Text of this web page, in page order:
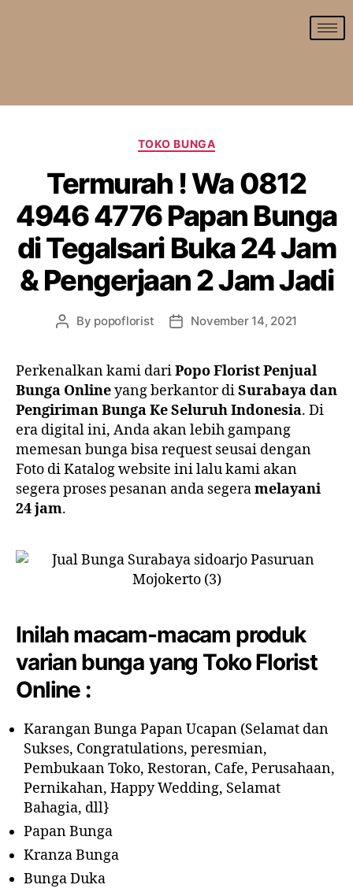
TOKO BUNGA
Termurah ! Wa 0812
4946 4776 Papan Bunga
di Tegalsari Buka 24 Jam
& Pengerjaan 2 Jam Jadi
By popoflorist November 14, 2021
Perkenalkan kami dariPopo Florist Penjual
Bunga Onlineyang berkantor diSurabaya dan
Pengiriman Bunga Ke Seluruh Indonesia. Di
era digital ini, Anda akan lebih gampang
memesan bunga bisa request seusai dengan
Foto di Katalog website ini lalu kami akan
segera proses pesanan anda segeramelayani
24 jam.
Inilah macam-macam produk
varian bunga yang Toko Florist
Online :
Karangan Bunga Papan Ucapan (Selamat dan
Sukses, Congratulations, peresmian,
Pembukaan Toko, Restoran, Cafe, Perusahaan,
Pernikahan, Happy Wedding, Selamat
Bahagia, dll}
Papan Bunga
Kranza Bunga
Bunga Duka